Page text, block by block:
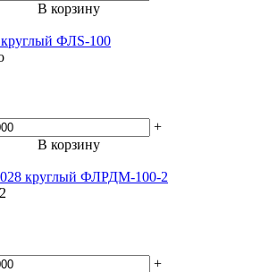
В корзину
ФЛS-100
+
В корзину
круглый ФЛРДМ-100-2
+